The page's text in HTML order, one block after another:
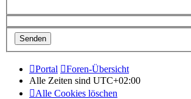
Portal
Foren-Übersicht
Alle Zeiten sind UTC+02:00
Alle Cookies löschen